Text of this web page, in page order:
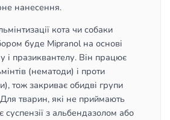
нанесення.
кота чи собаки
буде Mipranol на основі
і празиквантелу. Він працює
(нематоди) і проти
тож закриває обидві групи
тварин, які не приймають
суспензії з альбендазолом або